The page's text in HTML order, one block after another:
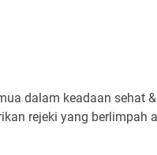
dalam keadaan sehat
rejeki yang berlimpah